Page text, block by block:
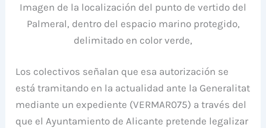
Imagen de la localización del punto de vertido del
Palmeral, dentro del espacio marino protegido,
delimitado en color verde,
Los colectivos señalan que esa autorización se
está tramitando en la actualidad ante la Generalitat
mediante un expediente (VERMAR075) a través del
que el Ayuntamiento de Alicante pretende legalizar